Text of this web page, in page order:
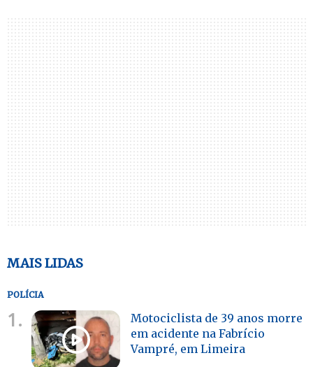
MAIS LIDAS
POLÍCIA
1.
Motociclista de 39 anos morre
em acidente na Fabrício
Vampré, em Limeira